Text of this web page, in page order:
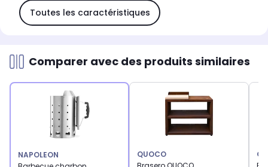
Toutes les caractéristiques
Comparer avec des produits similaires
NAPOLEON
QUOCO